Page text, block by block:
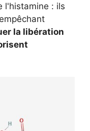
l'histamine : ils
la libération